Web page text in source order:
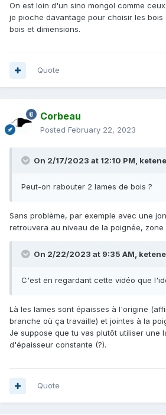
On est loin d'un sino mongol comme
je pioche davantage pour choisir les bois
bois et dimensions.
Quote
Corbeau
Posted February 22, 2023
On 2/17/2023 at 12:10 PM, ketene
Peut-on rabouter 2 lames de bois ?
Sans problème, par exemple avec une
retrouvera au niveau de la poignée, zone
On 2/22/2023 at 9:35 AM, ketene
C'est en regardant cette vidéo que
Là les lames sont épaisses à l'origine
branche où ça travaille) et jointes à la
Je suppose que tu vas plutôt utiliser une
d'épaisseur constante (?).
Quote